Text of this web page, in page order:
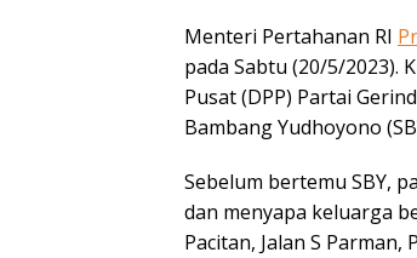
Menteri Pertahanan RI
pada Sabtu (20/5/2023).
Pusat (DPP) Partai
Bambang Yudhoyono
Sebelum bertemu SBY,
dan menyapa keluarga
Pacitan, Jalan S Parman,